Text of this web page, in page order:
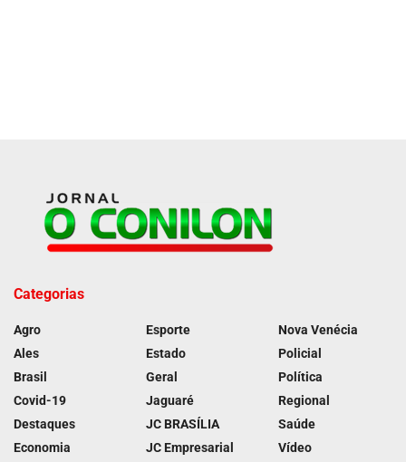
Categorias
Agro
Ales
Brasil
Covid-19
Destaques
Economia
Esporte
Estado
Geral
Jaguaré
JC BRASÍLIA
JC Empresarial
Nova Venécia
Policial
Política
Regional
Saúde
Vídeo